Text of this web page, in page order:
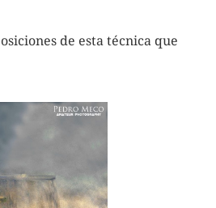
de esta técnica que